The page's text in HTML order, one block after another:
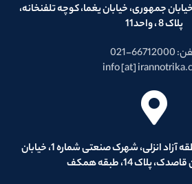
جمهوری، خیابان یغما، کوچه تلفنخانه،
پلاک 8 ، واحد11
021
info [at]
آدرس کارخانه: گیلان، منطقه آزاد انزلی، شهرک صنعتی شماره 1، خیابان
پلاک 14، طبقه همکف